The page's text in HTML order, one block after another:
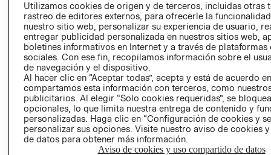
COOKIES
LIBRO DE
Ecuador ($)
CAMBIAR REGIÓN
Utilizamos cookies de origen y de terceros, incluidas otras
rastreo de editores externos, para ofrecerle la
nuestro sitio web, personalizar su experiencia de usuario,
entregar publicidad personalizada en nuestros sitios web,
boletines informativos en Internet y a través de plataformas
sociales. Con ese fin, recopilamos información sobre el
de navegación y el dispositivo.
Al hacer clic en “Aceptar todas”, acepta y está de acuerdo
compartamos esta información con terceros, como
publicitarios. Al elegir “Solo cookies requeridas”, se
opcionales, lo que limita nuestra entrega de contenido y
personalizadas. Haga clic en “Configuración de cookies y
personalizar sus opciones. Visite nuestro aviso de cookies
de datos para obtener más información.
Aviso de cookies y uso compartido de datos